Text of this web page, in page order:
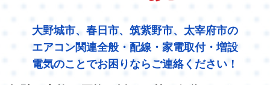
大野城市、春日市、筑紫野市、太宰府市の
エアコン関連全般・配線・家電取付・増設
電気のことでお困りならご連絡ください！